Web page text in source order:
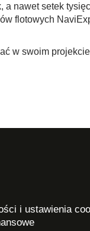
nawet setek
flotowych
w swoim
i ustawienia